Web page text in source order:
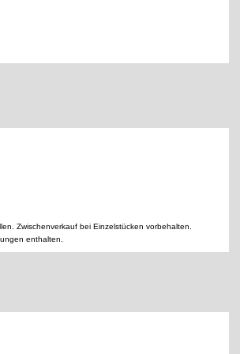
Zwischenverkauf bei Einzelstücken vorbehalten.
enthalten.